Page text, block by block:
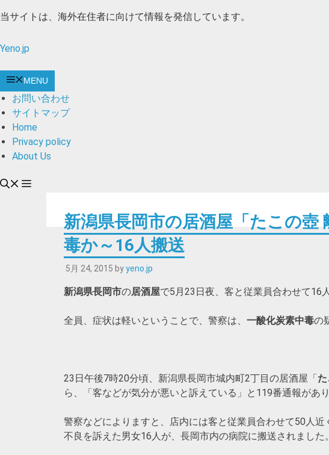
コ
テ
ツ
ス
キ
ッ
プ
当サイトは、海外在住者に向けて情報を発信しています。
Yeno.jp
MENU
お問い合わせ
サイトマップ
Home
Privacy policy
About Us
新潟県長岡市の居酒屋「たこの壺
毒か～16人搬送
5月 24, 2015 byyeno.jp
新潟県長岡市の居酒屋で5月23日夜、客と従業員合わせて16
全員、症状は軽いということで、警察は、 一酸化炭素中毒の
23日午後7時20分頃、新潟県長岡市城内町2丁目の居酒屋「
ら、「客などが気分が悪いと訴えている」と119番通報があり
警察などによりますと、店内には客と従業員合わせて50人
不良を訴えた男女16人が、長岡市内の病院に搬送されました。